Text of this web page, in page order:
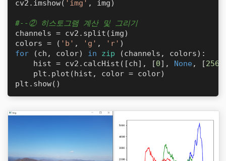
cv2.imshow( 'img' , img)
#--② 히스토그램 계산 및 그리기
channels = cv2.split(img)
colors = ( 'b' , 'g' , 'r'
for (ch, color) in zip (channels, colors):
    hist = cv2.calcHist([ch], [
0], None, [256
    plt.plot(hist, color = color)
plt.show()